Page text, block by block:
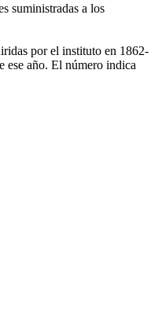
suministradas a los
por el instituto en 1862-
ese año. El número indica